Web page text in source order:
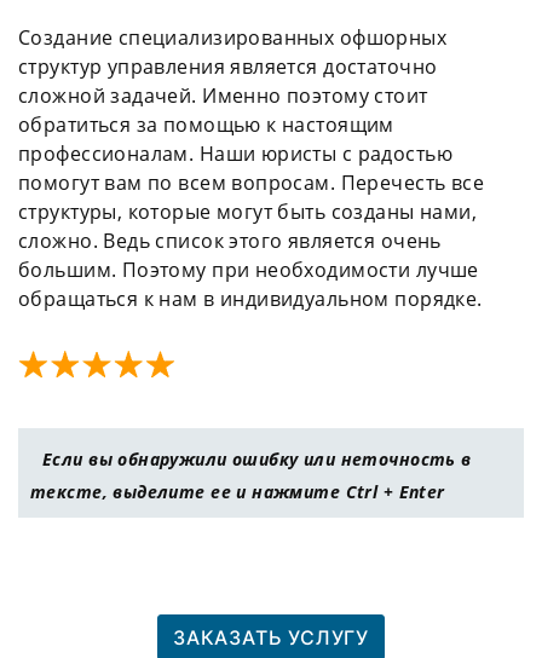
Создание специализированных офшорных
структур управления является достаточно
сложной задачей. Именно поэтому стоит
обратиться за помощью к настоящим
профессионалам. Наши юристы с радостью
помогут вам по всем вопросам. Перечесть все
структуры, которые могут быть созданы нами,
сложно. Ведь список этого является очень
большим. Поэтому при необходимости лучше
обращаться к нам в индивидуальном порядке.
Если вы обнаружили ошибку или неточность в
тексте, выделите ее и нажмите Ctrl + Enter
ЗАКАЗАТЬ УСЛУГУ